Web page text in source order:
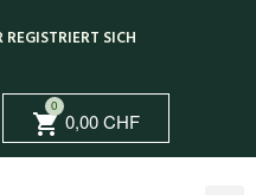
SICH
shopping_cart
0
0,00 CHF